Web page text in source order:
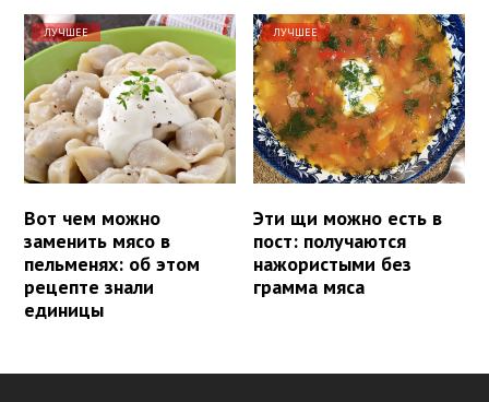
ЛУЧШЕЕ
Вот чем можно
заменить мясо в
пельменях: об этом
рецепте знали
единицы
ЛУЧШЕЕ
Эти щи можно есть в
пост: получаются
нажористыми без
грамма мяса